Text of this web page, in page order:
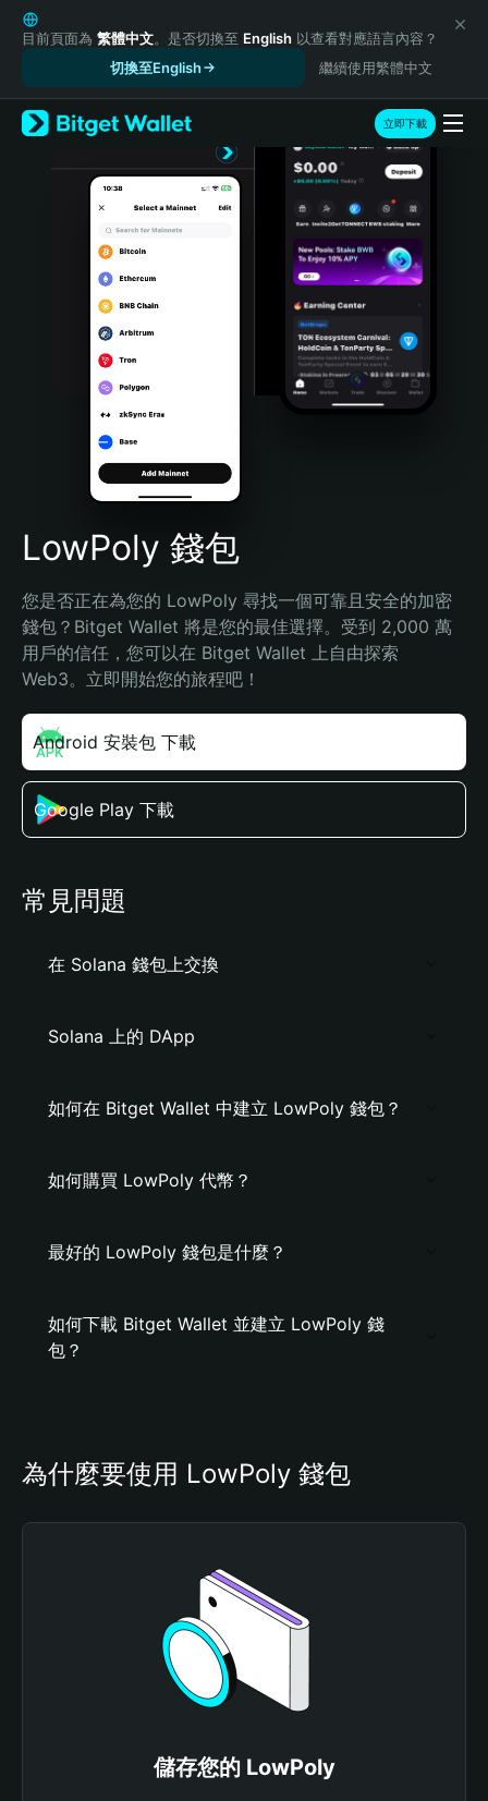
English
日本語
Русский
Español (Latinoamérica)
Türkçe
Português (Portugal)
Bahasa Indonesia
Português (Brasil)
Español (Argentina)
目前頁面為 繁體中文。是否切換至 English 以查看對應語言內容？
切換至English
繼續使用繁體中文
立即下載
LowPoly 錢包
您是否正在為您的 LowPoly 尋找一個可靠且安全的加密
錢包？Bitget Wallet 將是您的最佳選擇。受到 2,000 萬
用戶的信任，您可以在 Bitget Wallet 上自由探索
Web3。立即開始您的旅程吧！
Android 安裝包 下載
Google Play 下載
常見問題
在 Solana 錢包上交換
Solana 上的 DApp
如何在 Bitget Wallet 中建立 LowPoly 錢包？
如何購買 LowPoly 代幣？
最好的 LowPoly 錢包是什麼？
如何下載 Bitget Wallet 並建立 LowPoly 錢
包？
為什麼要使用 LowPoly 錢包
儲存您的 LowPoly